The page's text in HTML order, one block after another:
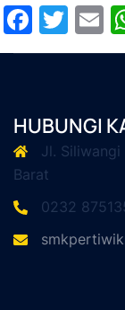
HUBUNGI
Jl.
Barat
0232